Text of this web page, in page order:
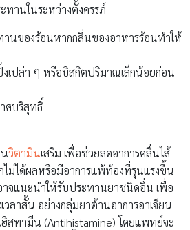
ทานในระหว่างตั้งครรภ์
านของร้อนหากกลิ่นของอาหารร้อนทำให้
เปล่า ๆ หรือบิสกิตปริมาณเล็กน้อยก่อน
ศบริสุทธิ์
วิตามินเสริม เพื่อช่วยลดอาการคลื่นไส้
ไม่ได้ผลหรือมีอาการแพ้ท้องที่รุนแรงขึ้น
จแนะนำให้รับประทานยาชนิดอื่น เพื่อ
วลาสั้น อย่างกลุ่มยาต้านอาการอาเจียน
สทามีน (Antihistamine) โดยแพทย์จะ